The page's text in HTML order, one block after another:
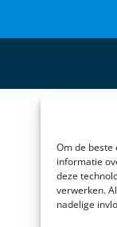
Om de beste
informatie
deze
verwerken.
nadelige